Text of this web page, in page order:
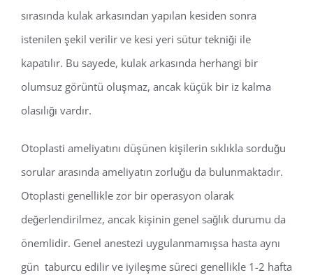
sırasında kulak arkasından yapılan kesiden sonra
istenilen şekil verilir ve kesi yeri sütur tekniği ile
kapatılır. Bu sayede, kulak arkasında herhangi bir
olumsuz görüntü oluşmaz, ancak küçük bir iz kalma
olasılığı vardır.
Otoplasti ameliyatını düşünen kişilerin sıklıkla sorduğu
sorular arasında ameliyatın zorluğu da bulunmaktadır.
Otoplasti genellikle zor bir operasyon olarak
değerlendirilmez, ancak kişinin genel sağlık durumu da
önemlidir. Genel anestezi uygulanmamışsa hasta aynı
gün taburcu edilir ve iyileşme süreci genellikle 1-2 hafta